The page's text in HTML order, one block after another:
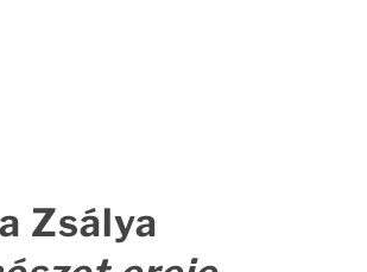
Zsálya